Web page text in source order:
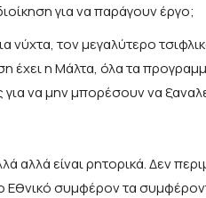
για να παράγουν έργο;
νύχτα, τον μεγαλύτερο
η Μάλτα, όλα τα
να μην μπορέσουν να
αλλά είναι ρητορικά. Δεν
συμφέρον τα